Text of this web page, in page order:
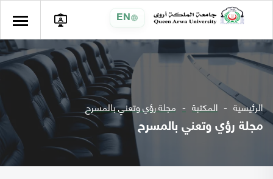
EN
الرئيسية المكتبة مجلة رؤي وتعني بالمسرح
مجلة رؤي وتعني بالمسرح